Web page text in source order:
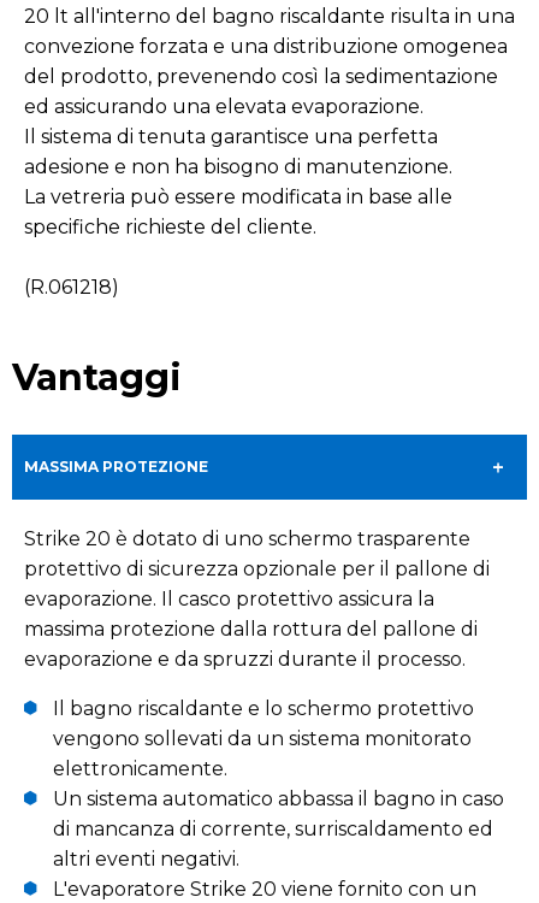
20 lt all'interno del bagno riscaldante risulta in una
convezione forzata e una distribuzione omogenea
del prodotto, prevenendo così la sedimentazione
ed assicurando una elevata evaporazione.
Il sistema di tenuta garantisce una perfetta
adesione e non ha bisogno di manutenzione.
La vetreria può essere modificata in base alle
specifiche richieste del cliente.
(R.061218)
Vantaggi
MASSIMA PROTEZIONE
Strike 20 è dotato di uno schermo trasparente
protettivo di sicurezza opzionale per il pallone di
evaporazione. Il casco protettivo assicura la
massima protezione dalla rottura del pallone di
evaporazione e da spruzzi durante il processo.
Il bagno riscaldante e lo schermo protettivo
vengono sollevati da un sistema monitorato
elettronicamente.
Un sistema automatico abbassa il bagno in caso
di mancanza di corrente, surriscaldamento ed
altri eventi negativi.
L'evaporatore Strike 20 viene fornito con un